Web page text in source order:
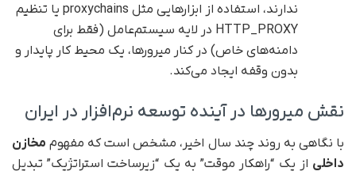
ندارند، استفاده از ابزارهایی مثل proxychains یا تنظیم
HTTP_PROXY در لایه سیستم‌عامل (فقط برای
دامنه‌های خاص) در کنار میرورها، یک محیط کار پایدار و
بدون وقفه ایجاد می‌کند.
نقش میرورها در آینده توسعه نرم‌افزار در ایران
با نگاهی به روند چند سال اخیر، مشخص است که مفهوم مخازن
داخلی از یک “راهکار موقت” به یک “زیرساخت استراتژیک” تبدیل